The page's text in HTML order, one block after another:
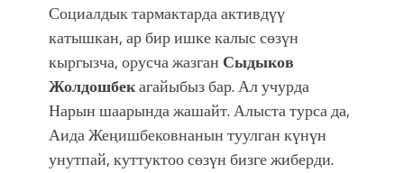
Социалдык тармактарда активдүү
катышкан, ар бир ишке калыс сөзүн
кыргызча, орусча жазган Сыдыков
Жолдошбекагайыбыз бар. Ал учурда
Нарын шаарында жашайт. Алыста турса да,
Аида Жеңишбековнанын туулган күнүн
унутпай, куттуктоо сөзүн бизге жиберди.